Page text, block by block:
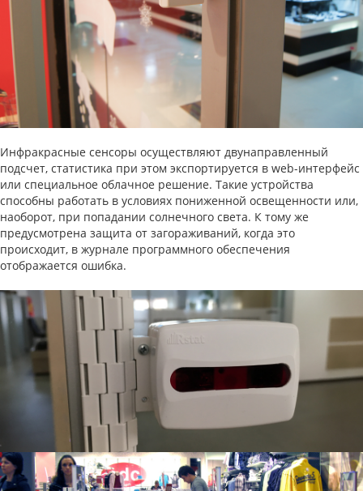
Инфракрасные сенсоры осуществляют двунаправленный
подсчет, статистика при этом экспортируется в web-интерфейс
или специальное облачное решение. Такие устройства
способны работать в условиях пониженной освещенности или,
наоборот, при попадании солнечного света. К тому же
предусмотрена защита от загораживаний, когда это
происходит, в журнале программного обеспечения
отображается ошибка.